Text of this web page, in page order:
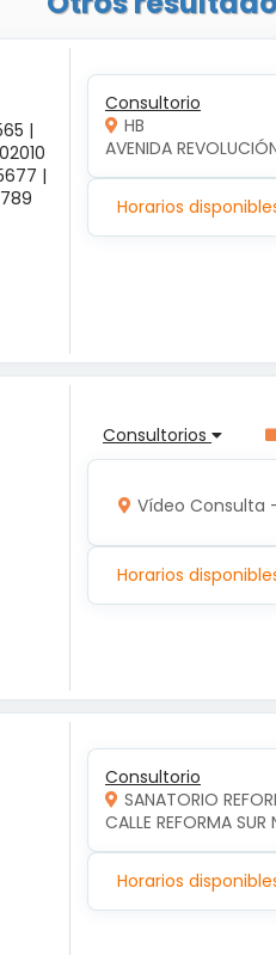
|
|
Consultorio
HB
AVENIDA
Horarios
Consultorios
Vídeo Consulta
Horarios
Consultorio
SANATORIO
CALLE REFORMA
Horarios